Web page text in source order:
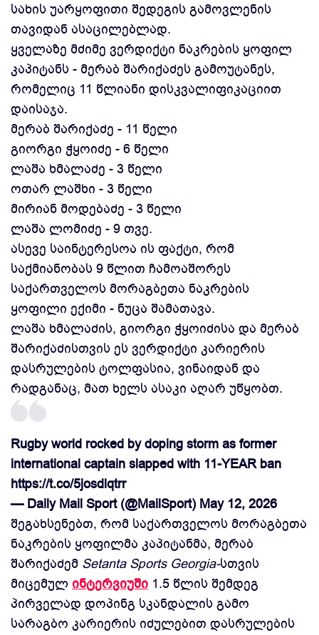
სახის უარყოფითი შედეგის გამოვლენის
თავიდან ასაცილებლად.
ყველაზე მძიმე ვერდიქტი ნაკრების ყოფილ
კაპიტანს - მერაბ შარიქაძეს გამოუტანეს,
რომელიც 11 წლიანი დისკვალიფიკაციით
დაისაჯა.
მერაბ შარიქაძე - 11 წელი
გიორგი ჭყოიძე - 6 წელი
ლაშა ხმალაძე - 3 წელი
ოთარ ლაშხი - 3 წელი
მირიან მოდებაძე - 3 წელი
ლაშა ლომიძე - 9 თვე.
ასევე საინტერესოა ის ფაქტი, რომ
საქმიანობას 9 წლით ჩამოაშორეს
საქართველოს მორაგბეთა ნაკრების
ყოფილი ექიმი - ნუცა შამათავა.
ლაშა ხმალაძის, გიორგი ჭყოიძისა და მერაბ
შარიქაძისთვის ეს ვერდიქტი კარიერის
დასრულების ტოლფასია, ვინაიდან და
რადგანაც, მათ ხელს ასაკი აღარ უწყობთ.
Rugby world rocked by doping storm as former
international captain slapped with 11-YEAR ban
https://t.co/5josdlqtrr
— Daily Mail Sport (@MailSport) May 12, 2026
შეგახსენებთ, რომ საქართველოს მორაგბეთა
ნაკრების ყოფილმა კაპიტანმა, მერაბ
შარიქაძემ Setanta Sports Georgia-სთვის
მიცემულ ინტერვიუში 1.5 წლის შემდეგ
პირველად დოპინგ სკანდალის გამო
სარაგბო კარიერის იძულებით დასრულების